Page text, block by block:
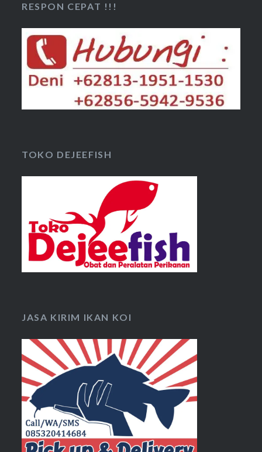
RESPON CEPAT !!!
TOKO DEJEEFISH
JASA KIRIM IKAN KOI